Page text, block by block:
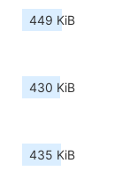
449 KiB
430 KiB
435 KiB